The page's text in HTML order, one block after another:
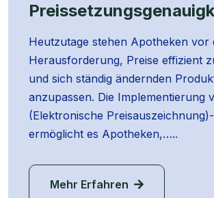
Heutzutage stehen Apotheken vor
Herausforderung, Preise effizient
und sich ständig ändernden
anzupassen. Die Implementierung
(Elektronische
ermöglicht es Apotheken,…..
Mehr Erfahren